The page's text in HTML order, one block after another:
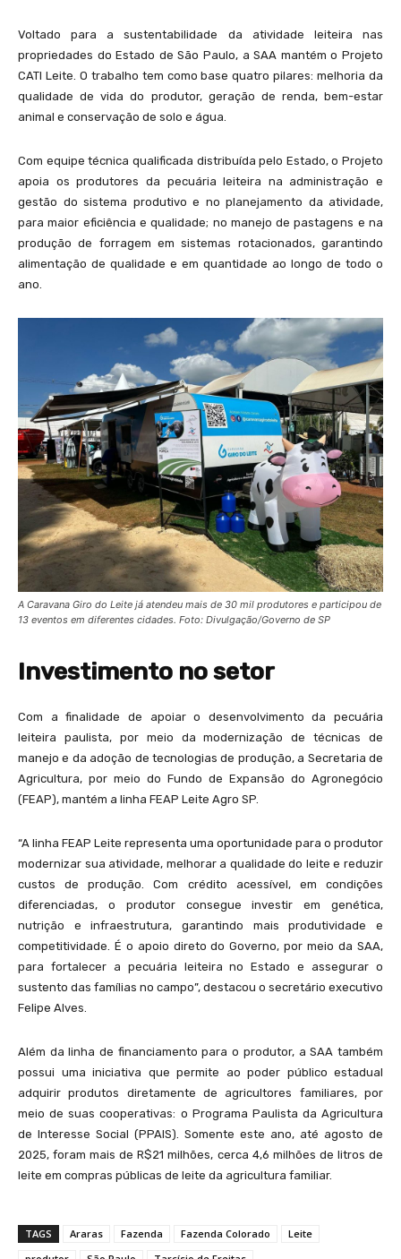
Voltado para a sustentabilidade da atividade leiteira nas
propriedades do Estado de São Paulo, a SAA mantém o Projeto
CATI Leite. O trabalho tem como base quatro pilares: melhoria da
qualidade de vida do produtor, geração de renda, bem-estar
animal e conservação de solo e água.
Com equipe técnica qualificada distribuída pelo Estado, o Projeto
apoia os produtores da pecuária leiteira na administração e
gestão do sistema produtivo e no planejamento da atividade,
para maior eficiência e qualidade; no manejo de pastagens e na
produção de forragem em sistemas rotacionados, garantindo
alimentação de qualidade e em quantidade ao longo de todo o
ano.
A Caravana Giro do Leite já atendeu mais de 30 mil produtores e participou de
13 eventos em diferentes cidades. Foto: Divulgação/Governo de SP
Investimento no setor
Com a finalidade de apoiar o desenvolvimento da pecuária
leiteira paulista, por meio da modernização de técnicas de
manejo e da adoção de tecnologias de produção, a Secretaria de
Agricultura, por meio do Fundo de Expansão do Agronegócio
(FEAP), mantém a linha FEAP Leite Agro SP.
“A linha FEAP Leite representa uma oportunidade para o produtor
modernizar sua atividade, melhorar a qualidade do leite e reduzir
custos de produção. Com crédito acessível, em condições
diferenciadas, o produtor consegue investir em genética,
nutrição e infraestrutura, garantindo mais produtividade e
competitividade. É o apoio direto do Governo, por meio da SAA,
para fortalecer a pecuária leiteira no Estado e assegurar o
sustento das famílias no campo”, destacou o secretário executivo
Felipe Alves.
Além da linha de financiamento para o produtor, a SAA também
possui uma iniciativa que permite ao poder público estadual
adquirir produtos diretamente de agricultores familiares, por
meio de suas cooperativas: o Programa Paulista da Agricultura
de Interesse Social (PPAIS). Somente este ano, até agosto de
2025, foram mais de R$21 milhões, cerca 4,6 milhões de litros de
leite em compras públicas de leite da agricultura familiar.
TAGS Araras Fazenda Fazenda Colorado
Leite